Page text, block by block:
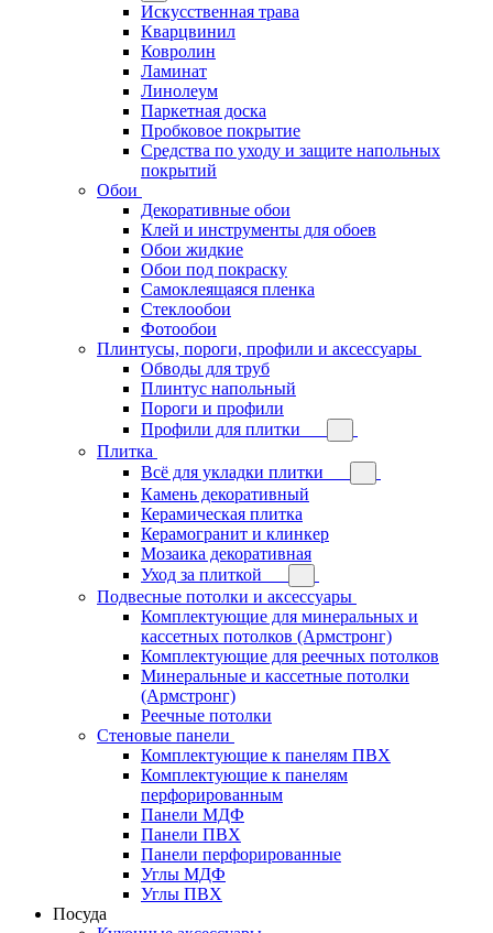
Искусственная трава
Кварцвинил
Ковролин
Ламинат
Линолеум
Паркетная доска
Пробковое покрытие
Средства по уходу и защите напольных
покрытий
Обои
Декоративные обои
Клей и инструменты для обоев
Обои жидкие
Обои под покраску
Самоклеящаяся пленка
Стеклообои
Фотообои
Плинтусы, пороги, профили и аксессуары
Обводы для труб
Плинтус напольный
Пороги и профили
Профили для плитки
Плитка
Всё для укладки плитки
Камень декоративный
Керамическая плитка
Керамогранит и клинкер
Мозаика декоративная
Уход за плиткой
Подвесные потолки и аксессуары
Комплектующие для минеральных и
кассетных потолков (Армстронг)
Комплектующие для реечных потолков
Минеральные и кассетные потолки
(Армстронг)
Реечные потолки
Стеновые панели
Комплектующие к панелям ПВХ
Комплектующие к панелям
перфорированным
Панели МДФ
Панели ПВХ
Панели перфорированные
Углы МДФ
Углы ПВХ
Посуда